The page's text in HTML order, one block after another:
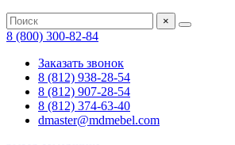
×
8 (800) 300-82-84
Заказать звонок
8 (812) 938-28-54
8 (812) 907-28-54
8 (812) 374-63-40
dmaster@mdmebel.com